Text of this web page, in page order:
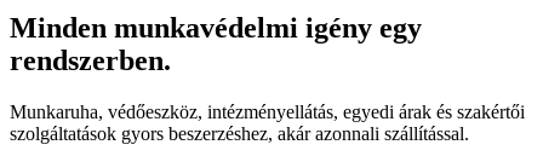
Minden munkavédelmi igény egy
rendszerben.
Munkaruha, védőeszköz, intézményellátás, egyedi árak és szakértői
szolgáltatások gyors beszerzéshez, akár azonnali szállítással.